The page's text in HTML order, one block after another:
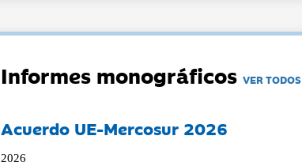
Informes monográficosVER TODOS
Acuerdo UE-Mercosur 2026
2026